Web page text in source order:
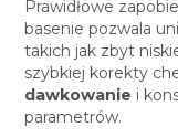
Prawidłowe
basenie pozwala
takich jak zbyt
szybkiej korekty
dawkowanie i
parametrów.